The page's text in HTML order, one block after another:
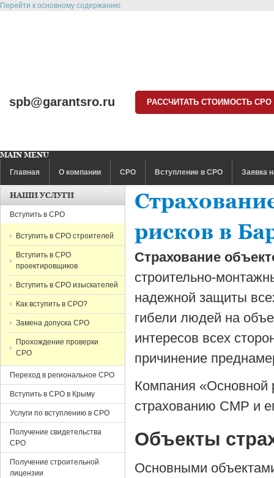
Перейти к основному содержанию
spb@garantsro.ru РАССЧИТАТЬ СТОИМОСТЬ СРО
MAIN MENU
Главная
О компании СРО Вступление в СРО Заявка
рисков в
Страхование
строительно-
надежной защиты
гибели людей на
интересов всех
причинение
Компания «Основной
страхованию СМР и
Объекты
Основными
НАШИ УСЛУГИ
Вступить в СРО
Вступить в СРО строителей
Вступить в СРО
проектировщиков
Вступить в СРО изыскателей
Как вступить в СРО?
Замена допуска СРО
Прохождение проверки
СРО
Переход в региональное СРО
Вступить в СРО в Крыму
Услуги по вступлению в СРО
Получение свидетельства
СРО
Получение строительной
лицензии